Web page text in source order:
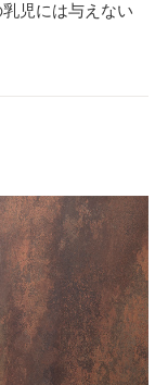
児には与えない